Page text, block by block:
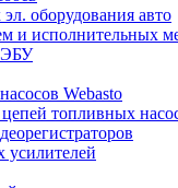
оборудования авто
и исполнительных
ЭБУ
Webasto
топливных
усилителей